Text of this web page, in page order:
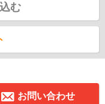
む
お問い合わせ